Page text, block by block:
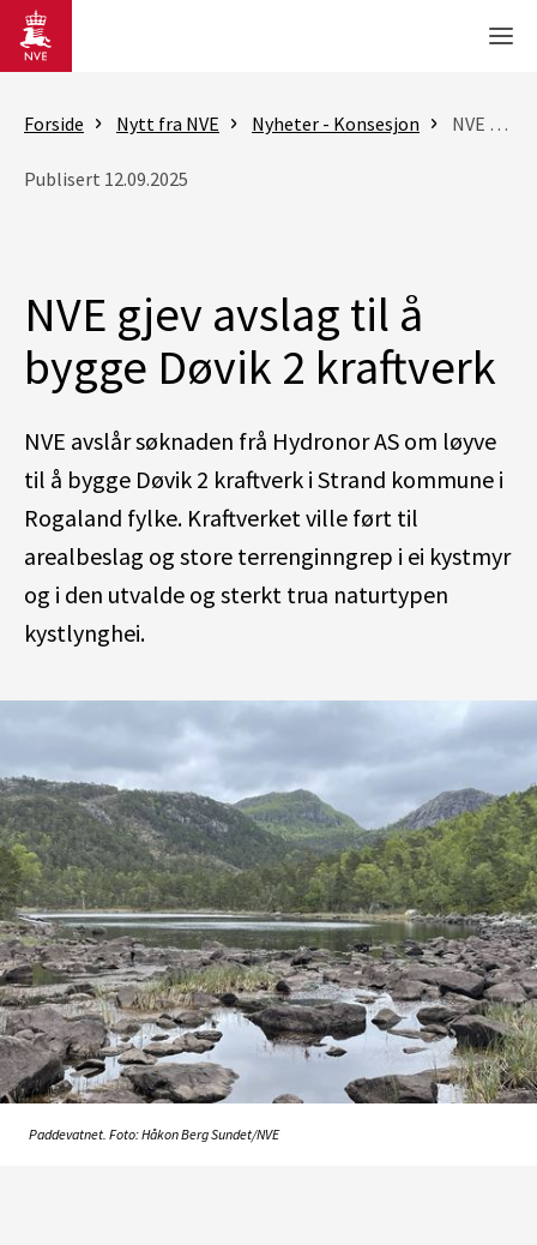
Gå til hovedinnhold
Forside Nytt fra NVE Nyheter - Konsesjon NVE gjev avslag til å bygge Døvik 2 kraftverk
Publisert 12.09.2025
NVE gjev avslag til å
bygge Døvik 2 kraftverk
NVE avslår søknaden frå Hydronor AS om løyve
til å bygge Døvik 2 kraftverk i Strand kommune i
Rogaland fylke. Kraftverket ville ført til
arealbeslag og store terrenginngrep i ei kystmyr
og i den utvalde og sterkt trua naturtypen
kystlynghei.
Paddevatnet. Foto: Håkon Berg Sundet/NVE